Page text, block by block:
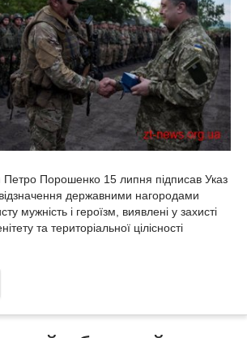
Петро Порошенко 15 липня підписав Указ
державними нагородами
мужність і героїзм, виявлені у захисті
та територіальної цілісності